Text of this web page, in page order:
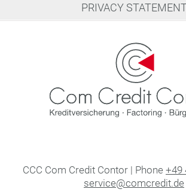
PRIVACY
CCC Com Credit Contor | Phone +49
service@comcredit.de